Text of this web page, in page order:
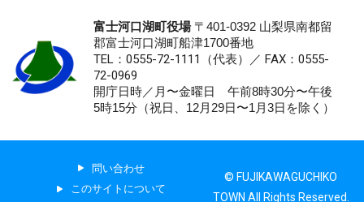
富士河口湖町役場〒401-0392 山梨県南都留
郡富士河口湖町船津1700番地
TEL：0555-72-1111 （代表）／ FAX：0555-
72-0969
開庁日時／月〜金曜日 午前8時30分〜午後
5時15分（祝日、12月29日〜1月3日を除く）
問い合わせ
このサイトについて
© FUJIKAWAGUCHIKO
TOWN All Rights Reserved.